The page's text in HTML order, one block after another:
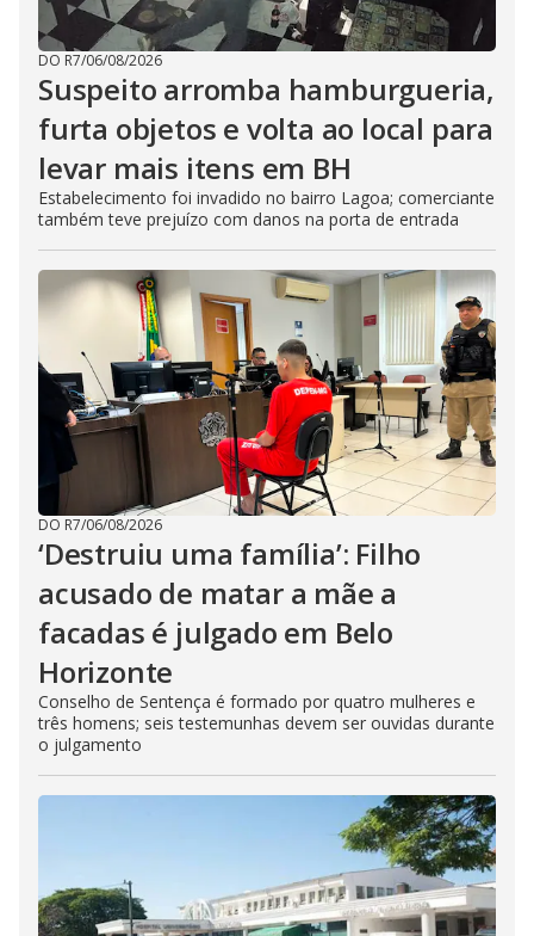
DO R7/06/08/2026
Suspeito arromba hamburgueria,
furta objetos e volta ao local para
levar mais itens em BH
Estabelecimento foi invadido no bairro Lagoa; comerciante
também teve prejuízo com danos na porta de entrada
DO R7/06/08/2026
‘Destruiu uma família’: Filho
acusado de matar a mãe a
facadas é julgado em Belo
Horizonte
Conselho de Sentença é formado por quatro mulheres e
três homens; seis testemunhas devem ser ouvidas durante
o julgamento